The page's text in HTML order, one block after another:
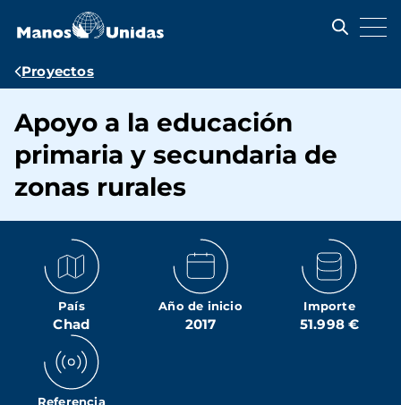
contenido
Ruta
navegación
Proyectos
Apoyo a la educación
primaria y secundaria de
zonas rurales
País
Chad
Año de inicio
2017
Importe
51.998 €
Referencia